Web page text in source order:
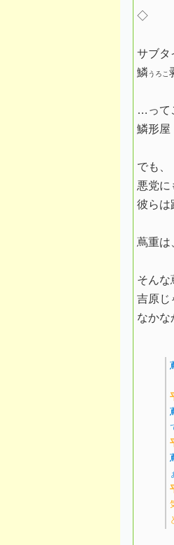
◇
サブタ
鱗うろこ
…って
鱗形屋
でも、
悪党に
彼らは
蔦重は
そんな
吉原じ
なかな